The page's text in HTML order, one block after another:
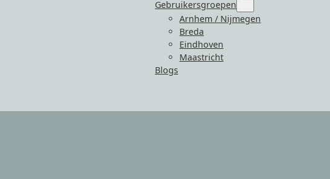
Gebruikersgroepen
for
“Gebruikersgroepen”
Arnhem / Nijmegen
Breda
Eindhoven
Maastricht
Blogs